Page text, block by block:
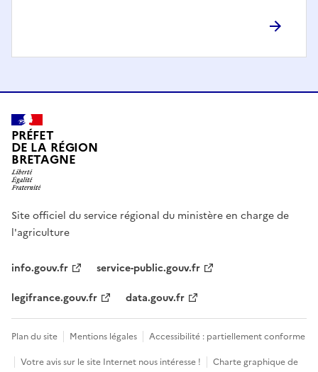
PRÉFET
DE LA RÉGION
BRETAGNE
Site officiel du service régional du ministère en charge de
l'agriculture
info.gouv.fr
service-public.gouv.fr
legifrance.gouv.fr
data.gouv.fr
Plan du site Mentions légales
Accessibilité : partiellement conforme
Votre avis sur le site Internet nous intéresse !
Charte graphique de